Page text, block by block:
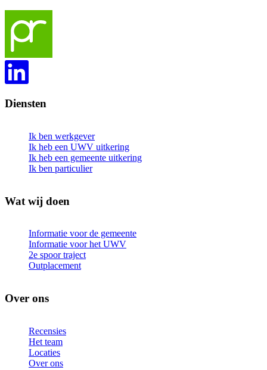
Diensten
Ik ben werkgever
Ik heb een UWV uitkering
Ik heb een gemeente uitkering
Ik ben particulier
Wat wij doen
Informatie voor de gemeente
Informatie voor het UWV
2e spoor traject
Outplacement
Over ons
Recensies
Het team
Locaties
Over ons